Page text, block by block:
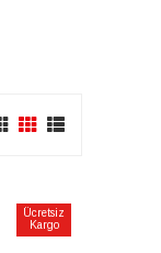
Ücretsiz
Kargo